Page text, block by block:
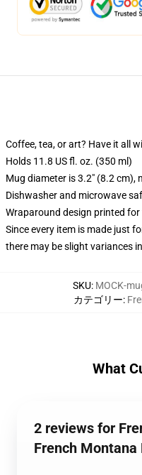
Coffee, tea, or art? Have it all
Holds 11.8 US fl. oz. (350 ml)
Mug diameter is 3.2" (8.2 cm),
Dishwasher and microwave
Wraparound design printed
Since every item is made just
there may be slight variances
SKU: MOCK-
カテゴリー:
What
2 reviews for
French Montana